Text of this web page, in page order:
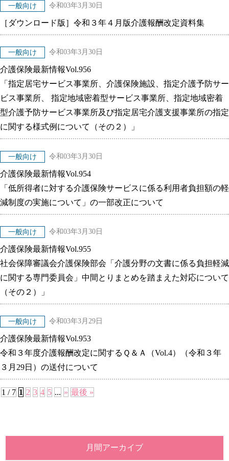
一般向け 令和03年3月30日
［ダウンロード版］令和３年４月版介護報酬改定資料集
一般向け 令和03年3月30日
介護保険最新情報Vol.956
「指定居宅サービス事業所、介護保険施設、指定介護予防サー
ビス事業所、 指定地域密着型サービス事業所、指定地域密着
型介護予防サービス事業所及び指定居宅介護支援事業所の指定
に関する様式例について（その２）」
一般向け 令和03年3月30日
介護保険最新情報Vol.954
「低所得者に対する介護保険サービスに係る利用者負担額の軽
減制度の実施について」の一部改正について
一般向け 令和03年3月30日
介護保険最新情報Vol.955
社会保障審議会介護保険部会「介護分野の文書に係る負担軽減
に関する専門委員会」中間とりまとめを踏まえた対応について
（その２）」
一般向け 令和03年3月29日
介護保険最新情報Vol.953
令和３年度介護報酬改定に関するＱ＆Ａ（Vol.4）（令和３年
３月29日）の送付について
1 / 7 1 2 3 4 5 ... » 最後 »
月間アーカイブ